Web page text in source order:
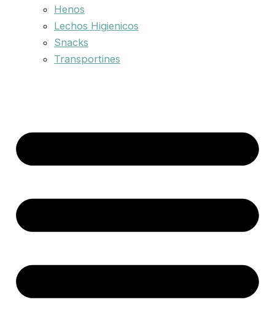
Henos
Lechos Higienicos
Snacks
Transportines